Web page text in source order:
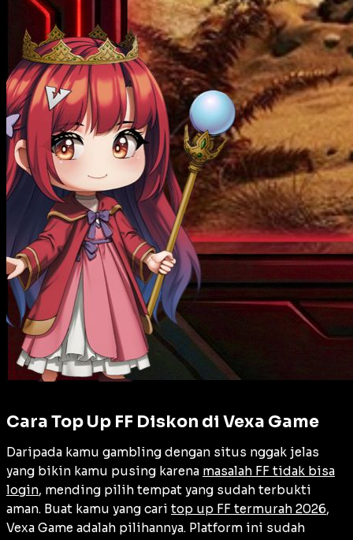
Cara Top Up FF Diskon di Vexa Game
Daripada kamu gambling dengan situs nggak jelas
yang bikin kamu pusing karena masalah FF tidak bisa
login, mending pilih tempat yang sudah terbukti
aman. Buat kamu yang cari top up FF termurah 2026,
Vexa Game adalah pilihannya. Platform ini sudah